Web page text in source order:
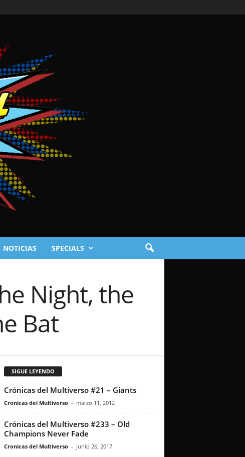
NOTICIAS SPECIALS
Night, the
Bat
SIGUE LEYENDO
Crónicas del Multiverso #21 – Giants
Cronicas del Multiverso - marzo 11, 2012
Crónicas del Multiverso #233 – Old
Champions Never Fade
Cronicas del Multiverso - junio 26, 2017